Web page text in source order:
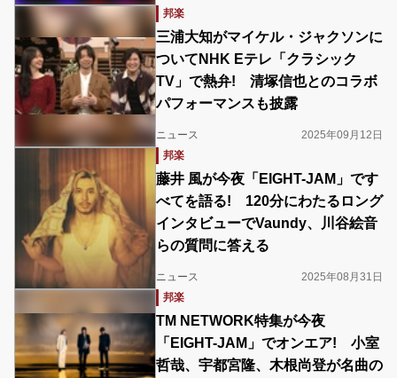
邦楽
三浦大知がマイケル・ジャクソンに
ついてNHK Eテレ「クラシック
TV」で熱弁! 清塚信也とのコラボ
パフォーマンスも披露
ニュース
2025年09月12日
邦楽
藤井 風が今夜「EIGHT-JAM」です
べてを語る! 120分にわたるロング
インタビューでVaundy、川谷絵音
らの質問に答える
ニュース
2025年08月31日
邦楽
TM NETWORK特集が今夜
「EIGHT-JAM」でオンエア! 小室
哲哉、宇都宮隆、木根尚登が名曲の